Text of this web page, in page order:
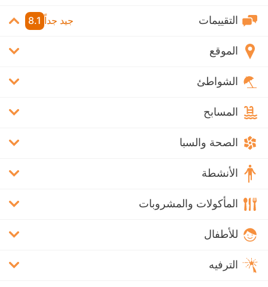
التقييمات جيد جداً 8.1
الموقع
الشواطئ
المسابح
الصحة والسبا
الأنشطة
المأكولات والمشروبات
للأطفال
الترفيه